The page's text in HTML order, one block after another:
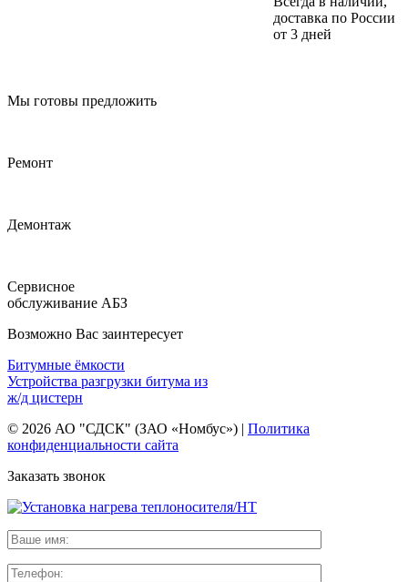
доставка по России
от 3 дней
Мы готовы предложить
Ремонт
Демонтаж
Сервисное
обслуживание АБЗ
Возможно Вас заинтересует
Битумные ёмкости
Устройства разгрузки битума из
ж/д цистерн
© 2026 АО "СДСК" (ЗАО «Номбус») | Политика
конфиденциальности сайта
Заказать звонок